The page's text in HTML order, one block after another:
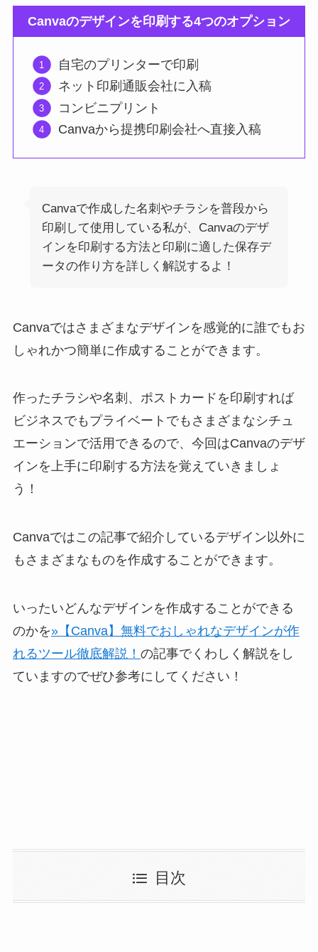
Canvaのデザインを印刷する4つのオプション
自宅のプリンターで印刷
ネット印刷通販会社に入稿
コンビニプリント
Canvaから提携印刷会社へ直接入稿
Canvaで作成した名刺やチラシを普段から
印刷して使用している私が、Canvaのデザ
インを印刷する方法と印刷に適した保存デ
ータの作り方を詳しく解説するよ！
Canvaではさまざまなデザインを感覚的に誰でもお
しゃれかつ簡単に作成することができます。
作ったチラシや名刺、ポストカードを印刷すれば
ビジネスでもプライベートでもさまざまなシチュ
エーションで活用できるので、今回はCanvaのデザ
インを上手に印刷する方法を覚えていきましょ
う！
Canvaではこの記事で紹介しているデザイン以外に
もさまざまなものを作成することができます。
いったいどんなデザインを作成することができる
のかを»【Canva】無料でおしゃれなデザインが作
れるツール徹底解説！ の記事でくわしく解説をし
ていますのでぜひ参考にしてください！
目次